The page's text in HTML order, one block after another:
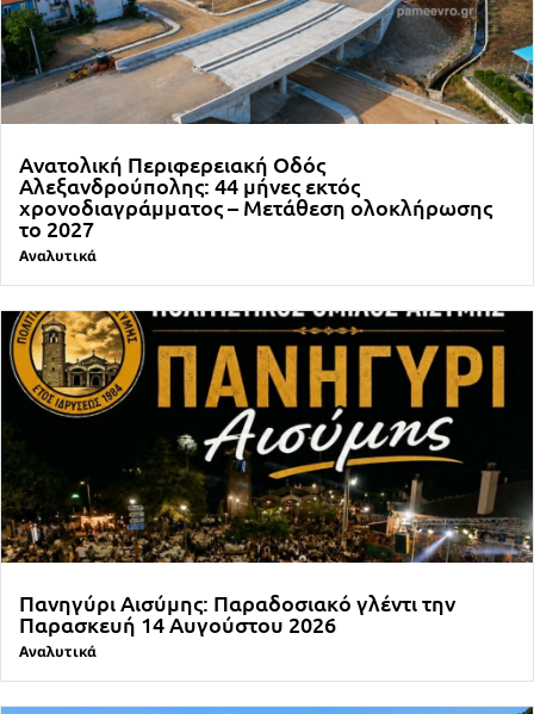
Ανατολική Περιφερειακή Οδός
Αλεξανδρούπολης: 44 μήνες εκτός
χρονοδιαγράμματος – Μετάθεση ολοκλήρωσης
το 2027
Αναλυτικά
Πανηγύρι Αισύμης: Παραδοσιακό γλέντι την
Παρασκευή 14 Αυγούστου 2026
Αναλυτικά